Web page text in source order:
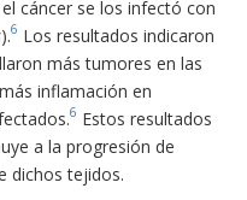
cáncer se los infectó con
).6 Los resultados indicaron
más tumores en las
inflamación en
6 Estos resultados
a la progresión de
dichos tejidos.